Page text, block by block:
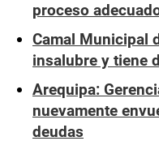
proceso
Camal Municipal
insalubre y tiene
Arequipa:
nuevamente
deudas